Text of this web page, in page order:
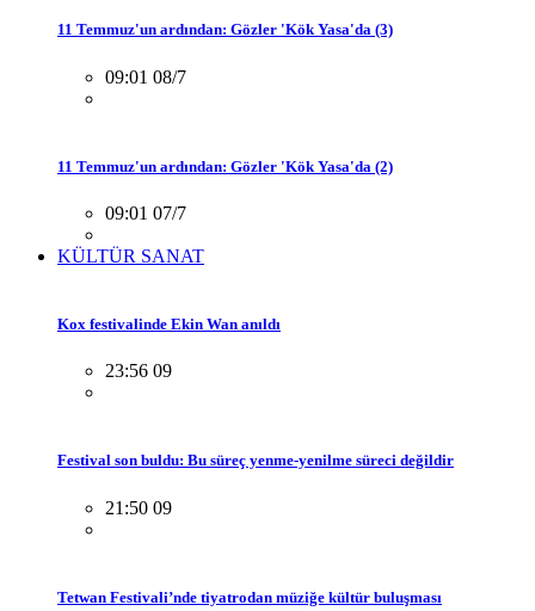
11 Temmuz'un ardından: Gözler 'Kök Yasa'da (3)
09:01 08/7
11 Temmuz'un ardından: Gözler 'Kök Yasa'da (2)
09:01 07/7
KÜLTÜR SANAT
Kox festivalinde Ekin Wan anıldı
23:56 09
Festival son buldu: Bu süreç yenme-yenilme süreci değildir
21:50 09
Tetwan Festivali’nde tiyatrodan müziğe kültür buluşması